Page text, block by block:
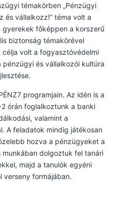
témakörben „Pénzügyi
és vállalkozz!” téma volt a
főképpen a korszerű
biztonság témakörével
volt a fogyasztóvédelmi
és vállalkozói kultúra
programjain. Az idén is a
órán foglalkoztunk a banki
valamint a
A feladatok mindig játékosan
hozva a pénzügyeket a
dolgoztuk fel tanári
majd a tanulók egyéni
verseny formájában.